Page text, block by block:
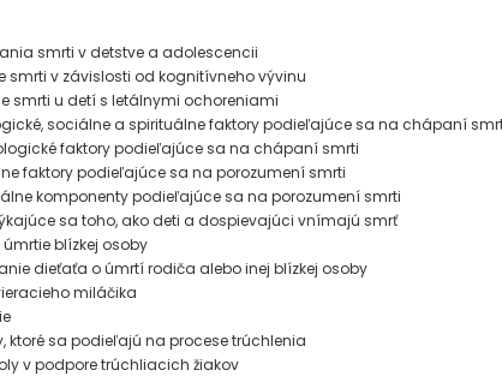
smrti v detstve a adolescencii
smrti v závislosti od kognitívneho vývinu
smrti u detí s letálnymi ochoreniami
sociálne a spirituálne faktory podieľajúce sa na chápaní
faktory podieľajúce sa na chápaní smrti
faktory podieľajúce sa na porozumení smrti
komponenty podieľajúce sa na porozumení smrti
sa toho, ako deti a dospievajúci vnímajú smrť
blízkej osoby
dieťaťa o úmrtí rodiča alebo inej blízkej osoby
miláčika
ktoré sa podieľajú na procese trúchlenia
v podpore trúchliacich žiakov